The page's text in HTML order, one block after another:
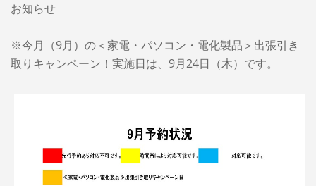
お知らせ
※今月（9月）の＜家電・パソコン・電化製品＞出張引き
取りキャンペーン！実施日は、9月24日（木）です。